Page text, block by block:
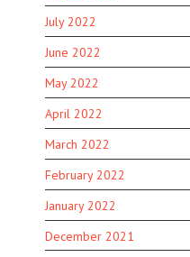
July 2022
June 2022
May 2022
April 2022
March 2022
February 2022
January 2022
December 2021